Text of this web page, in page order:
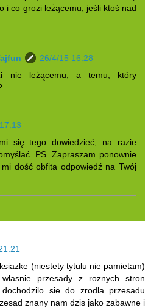
i co grozi leżącemu, jeśli ktoś nad
26/4/15 16:28
nie leżącemu, a temu, który
się tego dowiedzieć, na razie
PS. Zapraszam ponownie
dość obfita odpowiedź na Twój
(niestety tytulu nie pamietam)
przesady z roznych stron
sie do zrodla przesadu
znany nam dzis jako zabawne i